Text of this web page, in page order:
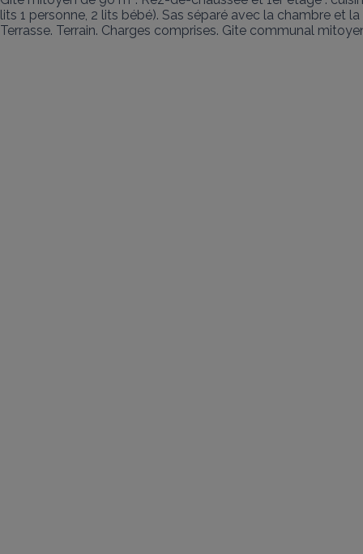
lits 1 personne, 2 lits bébé). Sas séparé avec la chambre et
Terrasse. Terrain. Charges comprises. Gite communal